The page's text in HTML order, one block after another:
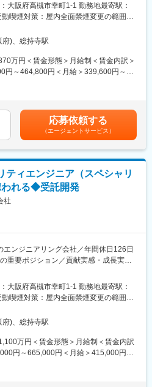
ス部分/ユーザ操作の処理実装
経験できる
上位から下位層まで、AV家電ソフト開
磋琢磨し、成長できる！
検討からの開発が可能！ 受託開発案
われる！
ク商品の開発！ 世界品質の商品開発
る技術力の獲得が可能。
充実！
職種（出向を命じることがあり、その
）
アプリや電気・機構などソフト・ハー
多くのお客様の案件を扱っておりま
機メーカー/自動車部品メーカー/日用品
ーカーなど（IT業界）情報・通信会社
技術研究企業など
きます。当ポジションでは、ソフトウ
、セキュアブートなどを担当し、要件
・設計レビュー、実装、評価を担当。
開発
トトップボックス(STB) 受信機開発
充実させる、さまざまな商品開発に貢
ス部分/ユーザ操作の処理実装
経験できる
上位から下位層まで、AV家電ソフト開
磋琢磨し、成長できる！
大阪府高槻市幸町1-1 勤務地最寄駅：
喫煙対策：屋内全面禁煙変更の範囲：
)、総持寺駅
万円＜賃金形態＞月給制＜賃金内訳＞
円～464,800円＜月給＞339,600円～
応募依頼する
（エージェントサービス）
ティエンジニア（スペシャリ
れる◆受託開発
社
エンジニアリング会社／年間休日126日
重要ポジション／貢献実感・成長実感
アプリや電気・機構などソフト・ハー
多くのお客様の案件を扱っておりま
機メーカー/自動車部品メーカー/日用品
メーカーなど（IT業界）情報・通信会社
技術研究企業など
大阪府高槻市幸町1-1 勤務地最寄駅：
喫煙対策：屋内全面禁煙変更の範囲：
)、総持寺駅
万円＜賃金形態＞月給制＜賃金内訳
円～665,000円＜月給＞415,000円～